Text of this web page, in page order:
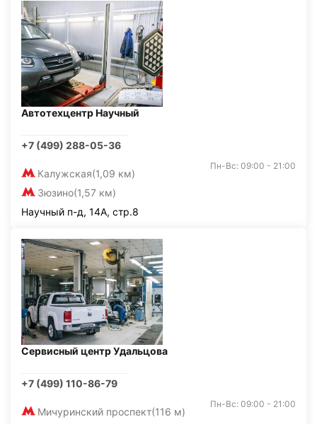
Автотехцентр Научный
+7 (499) 288-05-36
Калужская(1,09 км)
Зюзино(1,57 км)
Пн-Вс: 09:00 - 21:00
Научный п-д, 14А, стр.8
Сервисный центр Удальцова
+7 (499) 110-86-79
Мичуринский проспект(116 м)
Пн-Вс: 09:00 - 21:00